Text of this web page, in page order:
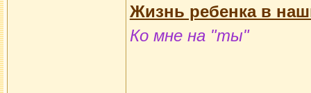
Жизнь ребенка в
Ко мне на "ты"